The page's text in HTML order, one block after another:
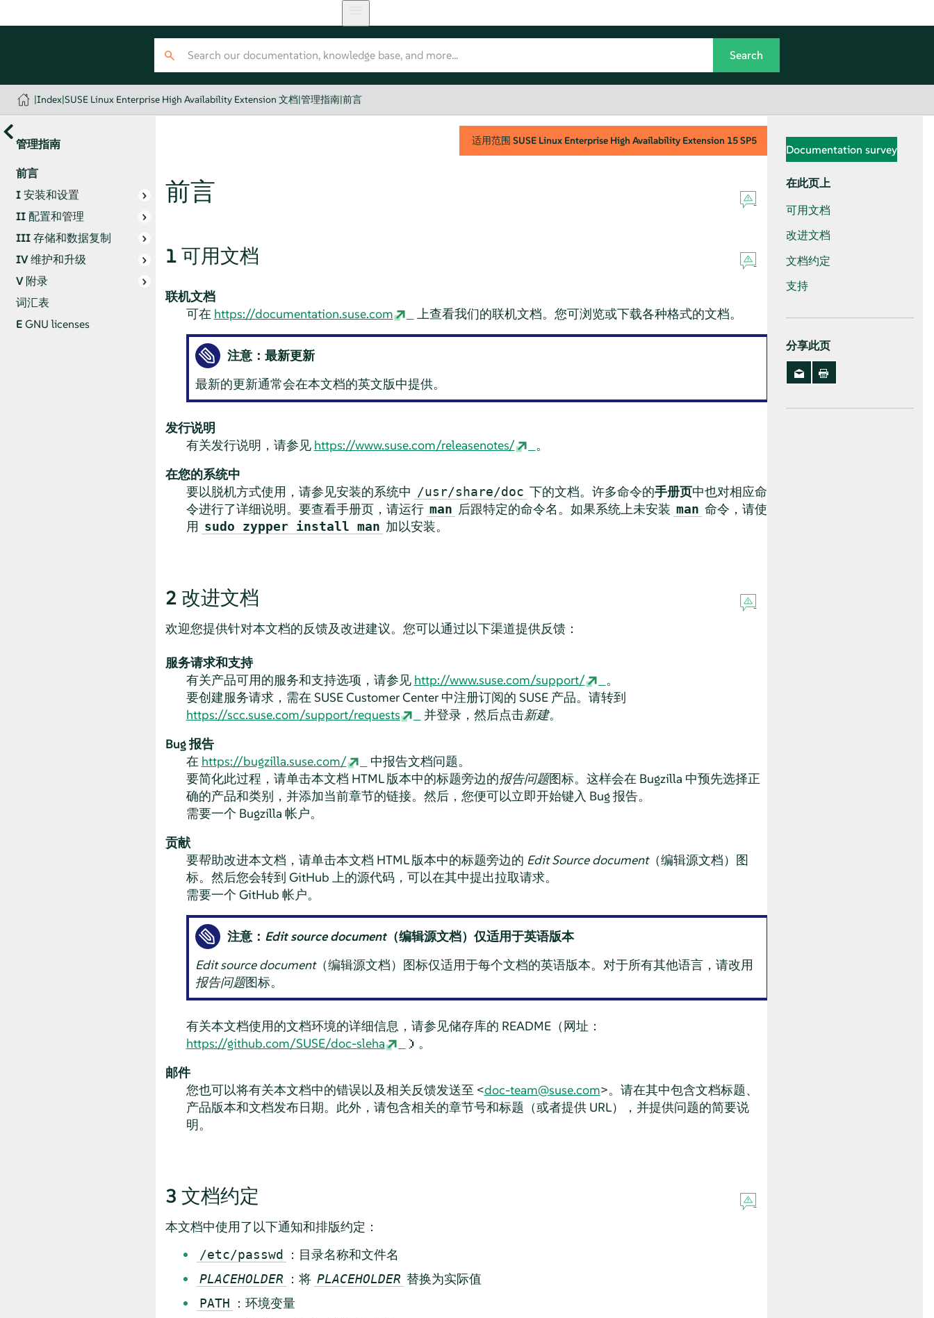
|Index|SUSE Linux Enterprise High Availability Extension 文档|管理指南|前言
管理指南
前言
I安装和设置
II配置和管理
III存储和数据复制
IV维护和升级
V附录
词汇表
EGNU licenses
适用范围 SUSE Linux Enterprise High Availability Extension 15 SP5
前言
1 可用文档
联机文档
可在 https://documentation.suse.com 上查看我们的联机文档。您可浏览或下载各种格式的文档。
注意：最新更新
最新的更新通常会在本文档的英文版中提供。
发行说明
有关发行说明，请参见 https://www.suse.com/releasenotes/
。
在您的系统中
要以脱机方式使用，请参见安装的系统中 /usr/share/doc 下的文档。许多命令的手册页中也对相应命
令进行了详细说明。要查看手册页，请运行 man 后跟特定的命令名。如果系统上未安装 man 命令，请使
用 sudo zypper install man 加以安装。
2 改进文档
欢迎您提供针对本文档的反馈及改进建议。您可以通过以下渠道提供反馈：
服务请求和支持
有关产品可用的服务和支持选项，请参见 http://www.suse.com/support/
。
要创建服务请求，需在 SUSE Customer Center 中注册订阅的 SUSE 产品。请转到
https://scc.suse.com/support/requests
并登录，然后点击新建。
Bug 报告
在 https://bugzilla.suse.com/
中报告文档问题。
要简化此过程，请单击本文档 HTML 版本中的标题旁边的报告问题图标。这样会在 Bugzilla 中预先选择正
确的产品和类别，并添加当前章节的链接。然后，您便可以立即开始键入 Bug 报告。
需要一个 Bugzilla 帐户。
贡献
要帮助改进本文档，请单击本文档 HTML 版本中的标题旁边的 Edit Source document（编辑源文档）图
标。然后您会转到 GitHub 上的源代码，可以在其中提出拉取请求。
需要一个 GitHub 帐户。
注意： Edit source document（编辑源文档）仅适用于英语版本
Edit source document（编辑源文档）图标仅适用于每个文档的英语版本。对于所有其他语言，请改用
报告问题图标。
有关本文档使用的文档环境的详细信息，请参见储存库的 README（网址：
https://github.com/SUSE/doc-sleha
）。
邮件
您也可以将有关本文档中的错误以及相关反馈发送至 <doc-team@suse.com>。请在其中包含文档标题、
产品版本和文档发布日期。此外，请包含相关的章节号和标题（或者提供 URL），并提供问题的简要说
明。
3 文档约定
本文档中使用了以下通知和排版约定：
/etc/passwd ：目录名称和文件名
PLACEHOLDER ：将 PLACEHOLDER 替换为实际值
PATH ：环境变量
Documentation survey
在此页上
可用文档
改进文档
文档约定
支持
分享此页